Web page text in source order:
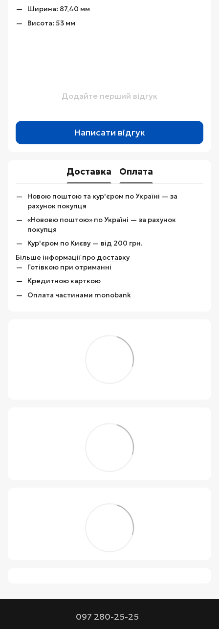
Ширина: 87,40 мм
Висота: 53 мм
Додайте перший відгук
Написати відгук
Доставка Оплата
Новою поштою та кур'єром по Україні — за
рахунок покупця
«Нововю поштою» по Україні — за рахунок
покупця
Кур'єром по Києву — від 200 грн.
Більше інформації про доставку
Готівкою при отриманні
Кредитною карткою
Оплата частинами monobank
097 280-25-25